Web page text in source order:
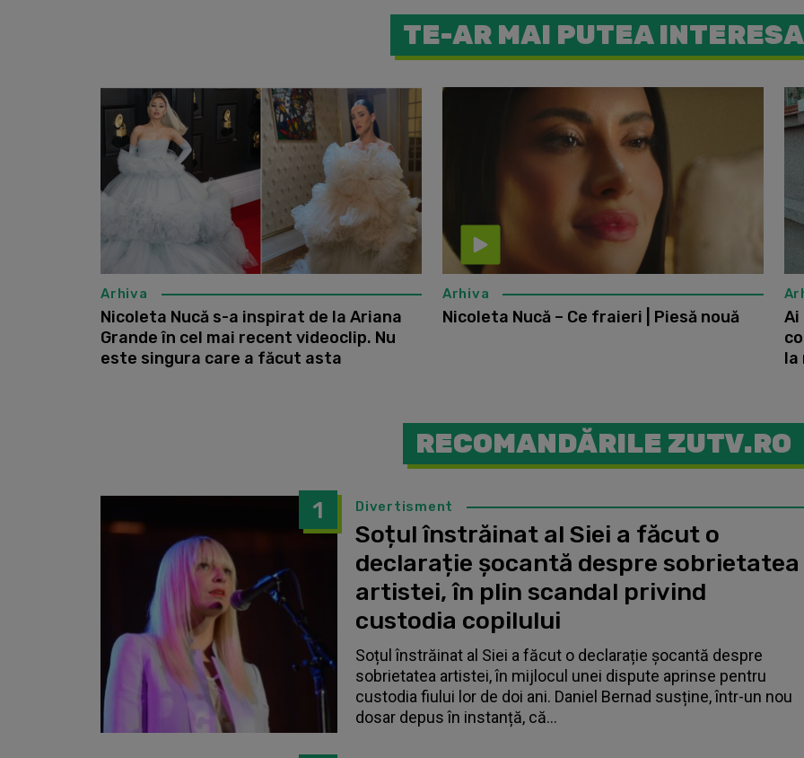
TE-AR MAI PUTEA INTERESA
Arhiva
Nicoleta Nucă s-a inspirat de la Ariana
Grande în cel mai recent videoclip. Nu
este singura care a făcut asta
Arhiva
Nicoleta Nucă – Ce fraieri | Piesă nouă
Ai
la
RECOMANDĂRILE ZUTV.RO
1 Divertisment
Soțul înstrăinat al Siei a făcut o
declarație șocantă despre sobrietatea
artistei, în plin scandal privind
custodia copilului
Soțul înstrăinat al Siei a făcut o declarație șocantă despre
sobrietatea artistei, în mijlocul unei dispute aprinse pentru
custodia fiului lor de doi ani. Daniel Bernad susține, într-un nou
dosar depus în instanță, că...